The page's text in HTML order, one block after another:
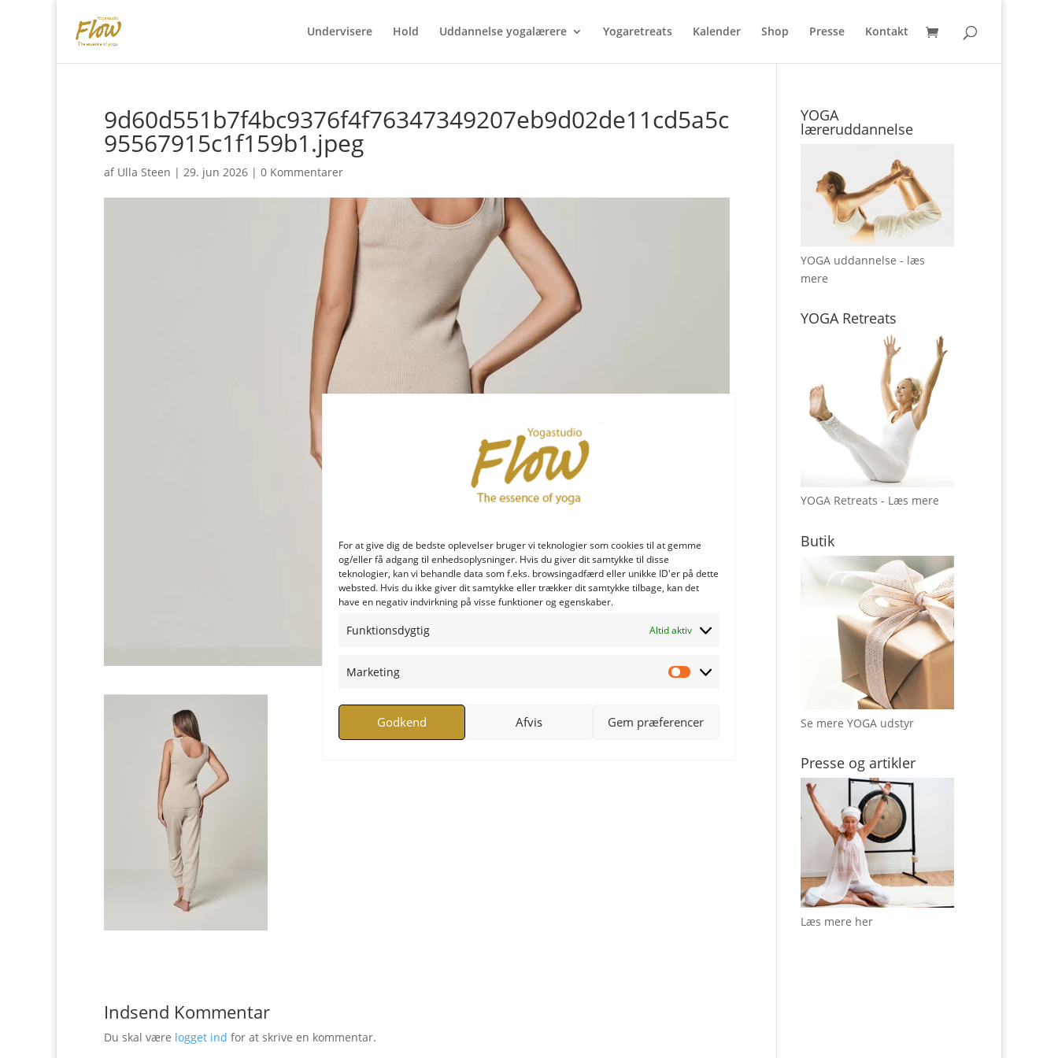
For at give dig de bedste oplevelser bruger vi teknologier som cookies til at gemme
og/eller få adgang til enhedsoplysninger. Hvis du giver dit samtykke til disse
teknologier, kan vi behandle data som f.eks. browsingadfærd eller unikke ID'er på dette
websted. Hvis du ikke giver dit samtykke eller trækker dit samtykke tilbage, kan det
have en negativ indvirkning på visse funktioner og egenskaber.
Funktionsdygtig Altid aktiv
Marketing
Marketing
Godkend Afvis Gem præferencer
Undervisere Hold Uddannelse yogalærere Yogaretreats Kalender Shop Presse Kontakt
9d60d551b7f4bc9376f4f76347349207eb9d02de11cd5a5c
95567915c1f159b1.jpeg
af Ulla Steen | 29. jun 2026 | 0 Kommentarer
Indsend Kommentar
Du skal være logget ind for at skrive en kommentar.
YOGA
læreruddannelse
YOGA uddannelse - læs
mere
YOGA Retreats
YOGA Retreats - Læs mere
Butik
Se mere YOGA udstyr
Presse og artikler
Læs mere her